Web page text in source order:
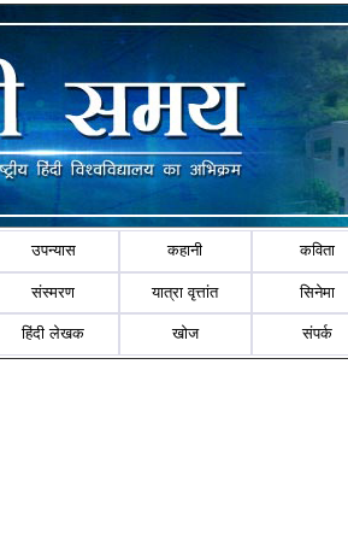
उपन्यास कहानी कविता
संस्मरण यात्रा वृत्तांत सिनेमा
हिंदी लेखक खोज संपर्क